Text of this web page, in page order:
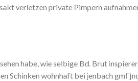
verletzen private Pimpern
habe, wie selbige Bd. Brut
Schinken wohnhaft bei jenbach